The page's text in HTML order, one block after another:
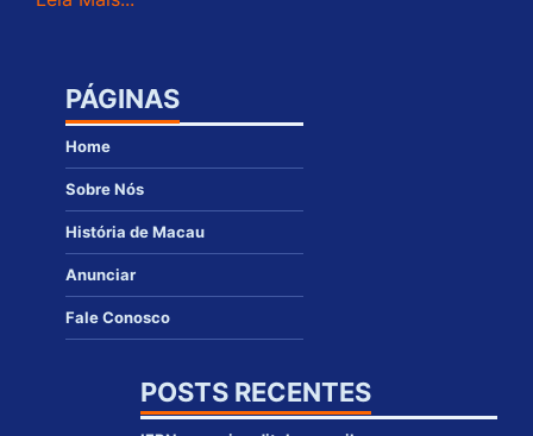
PÁGINAS
Home
Sobre Nós
História de Macau
Anunciar
Fale Conosco
POSTS RECENTES